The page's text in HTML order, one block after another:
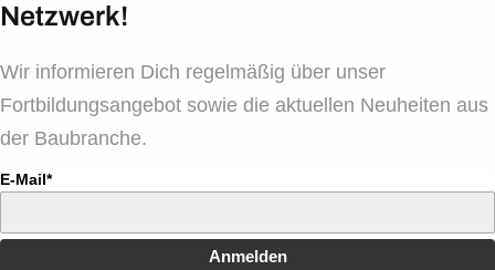
Netzwerk!
Wir informieren Dich regelmäßig über unser
Fortbildungsangebot sowie die aktuellen Neuheiten aus
der Baubranche.
E-Mail*
Anmelden